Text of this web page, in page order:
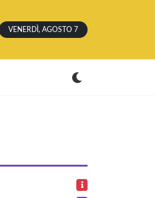
VENERDÌ, AGOSTO 7